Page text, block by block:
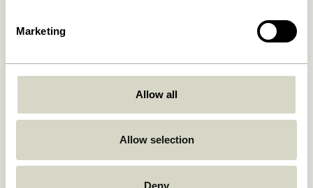
Marketing
Allow all
Allow selection
Deny
Heritage Bank Small Petrol
In den warenkorb
Heritage Bank Large
2.949,00
In den warenkorb